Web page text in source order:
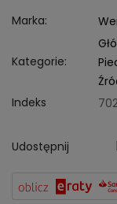
Marka:
Kategorie:
Indeks
Udostępnij